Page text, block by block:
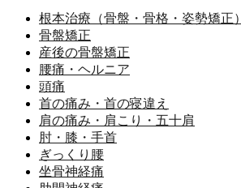
根本治療（骨盤・骨格・姿勢矯正）
骨盤矯正
産後の骨盤矯正
腰痛・ヘルニア
頭痛
首の痛み・首の寝違え
肩の痛み・肩こり・五十肩
肘・膝・手首
ぎっくり腰
坐骨神経痛